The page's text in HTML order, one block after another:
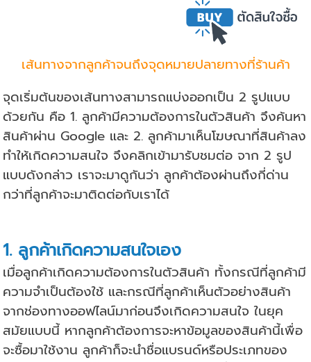
เส้นทางจากลูกค้าจนถึงจุดหมายปลายทางที่ร้านค้า
จุดเริ่มต้นของเส้นทางสามารถแบ่งออกเป็น 2 รูปแบบ
ด้วยกัน คือ 1. ลูกค้ามีความต้องการในตัวสินค้า จึงค้นหา
สินค้าผ่าน Google และ 2. ลูกค้ามาเห็นโฆษณาที่สินค้าลง
ทำให้เกิดความสนใจ จึงคลิกเข้ามารับชมต่อ จาก 2 รูป
แบบดังกล่าว เราจะมาดูกันว่า ลูกค้าต้องผ่านถึงกี่ด่าน
กว่าที่ลูกค้าจะมาติดต่อกับเราได้
1. ลูกค้าเกิดความสนใจเอง
เมื่อลูกค้าเกิดความต้องการในตัวสินค้า ทั้งกรณีที่ลูกค้ามี
ความจำเป็นต้องใช้ และกรณีที่ลูกค้าเห็นตัวอย่างสินค้า
จากช่องทางออฟไลน์มาก่อนจึงเกิดความสนใจ ในยุค
สมัยแบบนี้ หากลูกค้าต้องการจะหาข้อมูลของสินค้านี้เพื่อ
จะซื้อมาใช้งาน ลูกค้าก็จะนำชื่อแบรนด์หรือประเภทของ